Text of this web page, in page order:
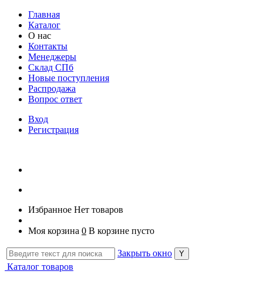
Главная
Каталог
О нас
Контакты
Менеджеры
Склад СПб
Новые поступления
Распродажа
Вопрос ответ
Вход
Регистрация
Избранное Нет товаров
Моя корзина 0 В корзине пусто
Закрыть окно
Каталог товаров